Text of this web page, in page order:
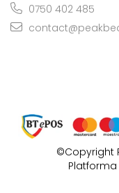
0750 402 485
©Copyright